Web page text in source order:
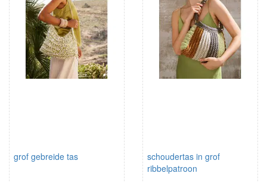
grof gebreide tas
schoudertas in grof
ribbelpatroon